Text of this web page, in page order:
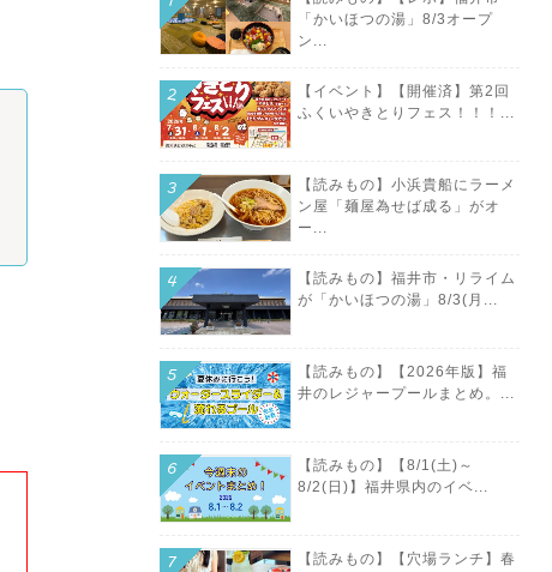
「かいほつの湯」8/3オープ
ン...
【イベント】【開催済】第2回
ふくいやきとりフェス！！！...
【読みもの】小浜貴船にラーメ
ン屋「麺屋為せば成る」がオ
ー...
【読みもの】福井市・リライム
が「かいほつの湯」8/3(月...
【読みもの】【2026年版】福
井のレジャープールまとめ。...
【読みもの】【8/1(土)～
8/2(日)】福井県内のイベ...
【読みもの】【穴場ランチ】春